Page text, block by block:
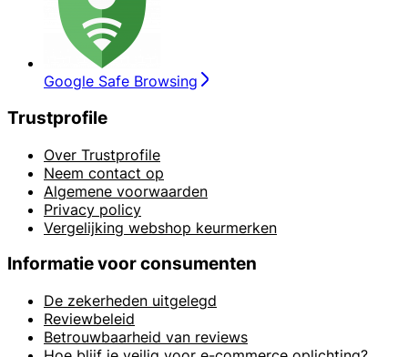
Google Safe Browsing
Trustprofile
Over Trustprofile
Neem contact op
Algemene voorwaarden
Privacy policy
Vergelijking webshop keurmerken
Informatie voor consumenten
De zekerheden uitgelegd
Reviewbeleid
Betrouwbaarheid van reviews